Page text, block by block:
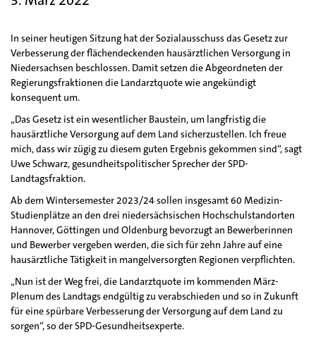
In seiner heutigen Sitzung hat der Sozialausschuss das Gesetz zur
Verbesserung der flächendeckenden hausärztlichen Versorgung in
Niedersachsen beschlossen. Damit setzen die Abgeordneten der
Regierungsfraktionen die Landarztquote wie angekündigt
konsequent um.
„Das Gesetz ist ein wesentlicher Baustein, um langfristig die
hausärztliche Versorgung auf dem Land sicherzustellen. Ich freue
mich, dass wir zügig zu diesem guten Ergebnis gekommen sind“, sagt
Uwe Schwarz, gesundheitspolitischer Sprecher der SPD-
Landtagsfraktion.
Ab dem Wintersemester 2023/24 sollen insgesamt 60 Medizin-
Studienplätze an den drei niedersächsischen Hochschulstandorten
Hannover, Göttingen und Oldenburg bevorzugt an Bewerberinnen
und Bewerber vergeben werden, die sich für zehn Jahre auf eine
hausärztliche Tätigkeit in mangelversorgten Regionen verpflichten.
„Nun ist der Weg frei, die Landarztquote im kommenden März-
Plenum des Landtags endgültig zu verabschieden und so in Zukunft
für eine spürbare Verbesserung der Versorgung auf dem Land zu
sorgen“, so der SPD-Gesundheitsexperte.